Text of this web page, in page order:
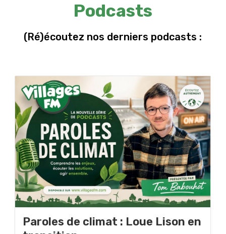
Podcasts
(Ré)écoutez nos derniers podcasts :
Paroles de climat : Loue Lison en